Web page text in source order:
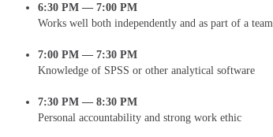
6:30 PM — 7:00 PM
Works well both independently and as part of a team
7:00 PM — 7:30 PM
Knowledge of SPSS or other analytical software
7:30 PM — 8:30 PM
Personal accountability and strong work ethic